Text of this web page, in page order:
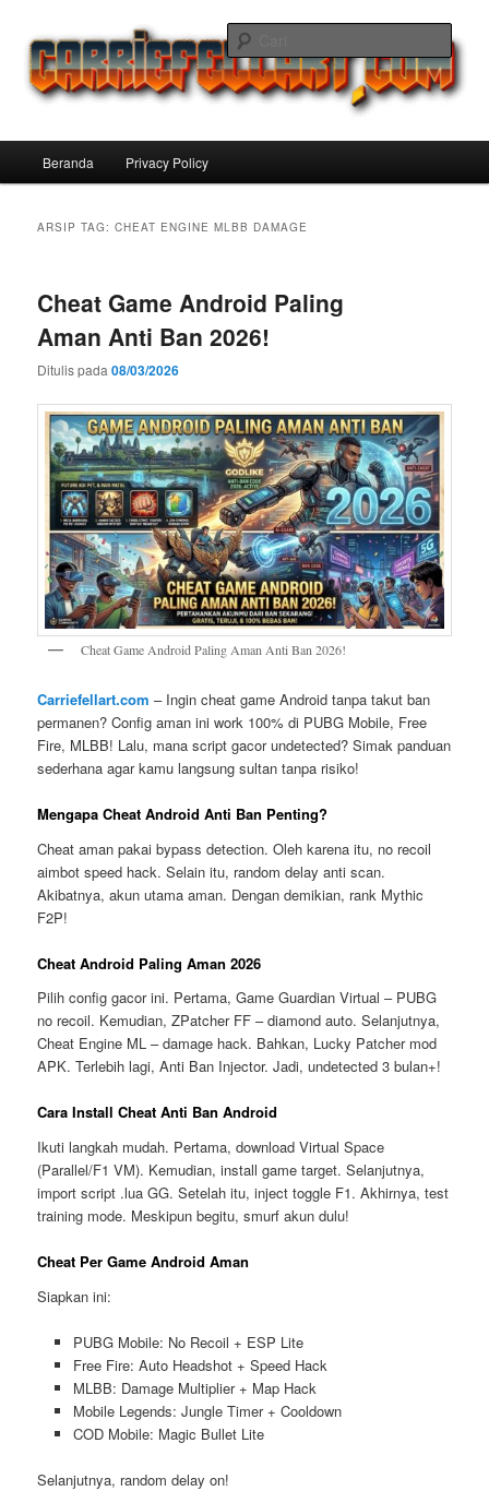
konten
utama
konten
sekunderCarriefellart Pilihan Terbaik Game
Offline Android 2025 yang Wajib
Kamu Coba
Cari
Beranda Privacy Policy
ARSIP TAG:CHEAT ENGINE MLBB DAMAGE
Cheat Game Android Paling
Aman Anti Ban 2026!
Ditulis pada08/03/2026
Cheat Game Android Paling Aman Anti Ban 2026!
Carriefellart.com – Ingin cheat game Android tanpa takut ban
permanen? Config aman ini work 100% di PUBG Mobile, Free
Fire, MLBB! Lalu, mana script gacor undetected? Simak panduan
sederhana agar kamu langsung sultan tanpa risiko!
Mengapa Cheat Android Anti Ban Penting?
Cheat aman pakai bypass detection. Oleh karena itu, no recoil
aimbot speed hack. Selain itu, random delay anti scan.
Akibatnya, akun utama aman. Dengan demikian, rank Mythic
F2P!
Cheat Android Paling Aman 2026
Pilih config gacor ini. Pertama, Game Guardian Virtual – PUBG
no recoil. Kemudian, ZPatcher FF – diamond auto. Selanjutnya,
Cheat Engine ML – damage hack. Bahkan, Lucky Patcher mod
APK. Terlebih lagi, Anti Ban Injector. Jadi, undetected 3 bulan+!
Cara Install Cheat Anti Ban Android
Ikuti langkah mudah. Pertama, download Virtual Space
(Parallel/F1 VM). Kemudian, install game target. Selanjutnya,
import script .lua GG. Setelah itu, inject toggle F1. Akhirnya, test
training mode. Meskipun begitu, smurf akun dulu!
Cheat Per Game Android Aman
Siapkan ini:
PUBG Mobile: No Recoil + ESP Lite
Free Fire: Auto Headshot + Speed Hack
MLBB: Damage Multiplier + Map Hack
Mobile Legends: Jungle Timer + Cooldown
COD Mobile: Magic Bullet Lite
Selanjutnya, random delay on!